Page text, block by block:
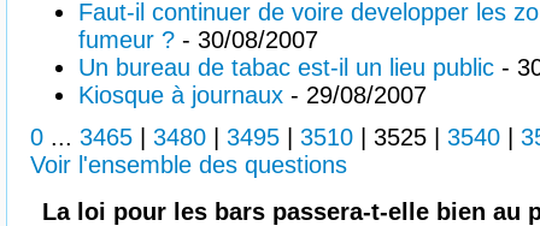
Faut-il continuer de voire developper les
fumeur ? - 30/08/2007
Un bureau de tabac est-il un lieu public -
Kiosque à journaux - 29/08/2007
0 ... 3465 3480 3495 3510 3525 3540
Voir l'ensemble des questions
La loi pour les bars passera-t-elle bien au